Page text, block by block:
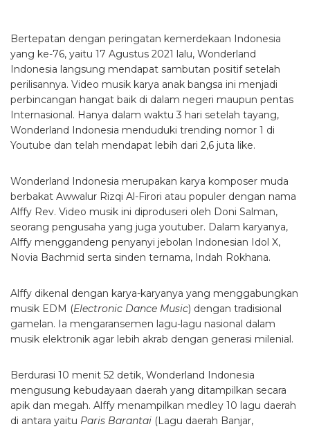
Bertepatan dengan peringatan kemerdekaan Indonesia
yang ke-76, yaitu 17 Agustus 2021 lalu, Wonderland
Indonesia langsung mendapat sambutan positif setelah
perilisannya. Video musik karya anak bangsa ini menjadi
perbincangan hangat baik di dalam negeri maupun pentas
Internasional. Hanya dalam waktu 3 hari setelah tayang,
Wonderland Indonesia menduduki trending nomor 1 di
Youtube dan telah mendapat lebih dari 2,6 juta like.
Wonderland Indonesia merupakan karya komposer muda
berbakat Awwalur Rizqi Al-Firori atau populer dengan nama
Alffy Rev. Video musik ini diproduseri oleh Doni Salman,
seorang pengusaha yang juga youtuber. Dalam karyanya,
Alffy menggandeng penyanyi jebolan Indonesian Idol X,
Novia Bachmid serta sinden ternama, Indah Rokhana.
Alffy dikenal dengan karya-karyanya yang menggabungkan
musik EDM (Electronic Dance Music) dengan tradisional
gamelan. Ia mengaransemen lagu-lagu nasional dalam
musik elektronik agar lebih akrab dengan generasi milenial.
Berdurasi 10 menit 52 detik, Wonderland Indonesia
mengusung kebudayaan daerah yang ditampilkan secara
apik dan megah. Alffy menampilkan medley 10 lagu daerah
di antara yaitu Paris Barantai (Lagu daerah Banjar,